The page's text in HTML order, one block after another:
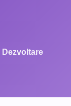
Dezvoltare